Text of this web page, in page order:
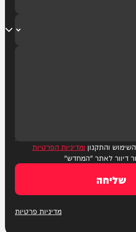
והתקנון ומדיניות הפרטיות
דיוור לאתר "המחדש"
שליחה
מדיניות פרטיות